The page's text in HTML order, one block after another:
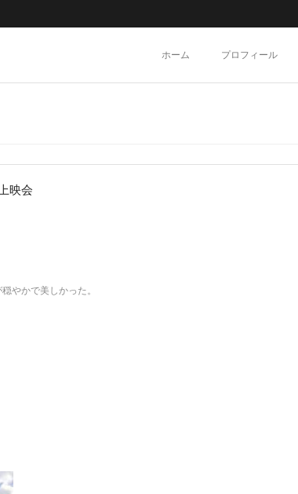
ホーム プロフィール
映会
やかで美しかった。